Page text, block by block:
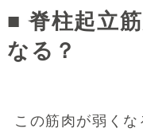
■ 脊柱起立
なる？
この筋肉が弱くな